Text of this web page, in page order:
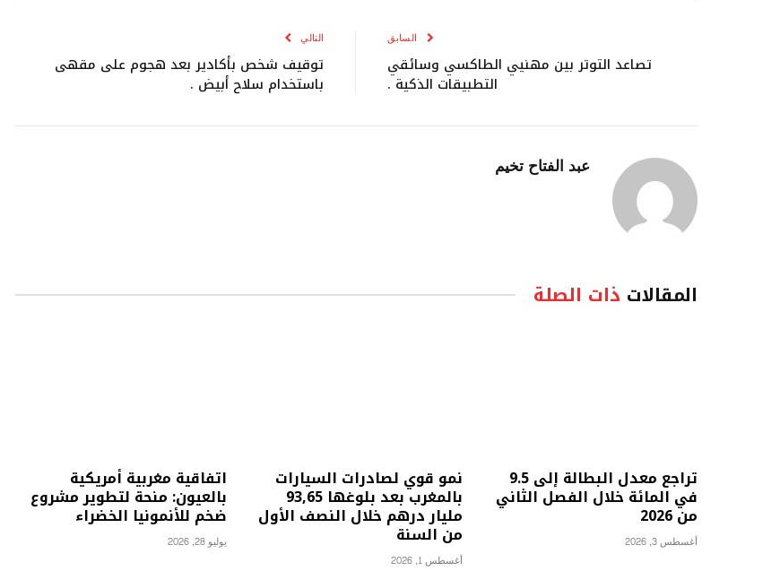
السابق
تصاعد التوتر بين مهنيي الطاكسي وسائقي
التطبيقات الذكية .
التالي
توقيف شخص بأكادير بعد هجوم على مقهى
باستخدام سلاح أبيض .
عبد الفتاح تخيم
المقالات ذات الصلة
تراجع معدل البطالة إلى 9.5
في المائة خلال الفصل الثاني
من 2026
أغسطس 3, 2026
نمو قوي لصادرات السيارات
بالمغرب بعد بلوغها 93,65
مليار درهم خلال النصف الأول
من السنة
أغسطس 1, 2026
اتفاقية مغربية أمريكية
بالعيون: منحة لتطوير مشروع
ضخم للأنمونيا الخضراء
يوليو 28, 2026